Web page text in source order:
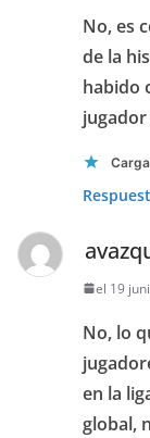
No, es
de la
habido
el 19
No, lo
en la
global,